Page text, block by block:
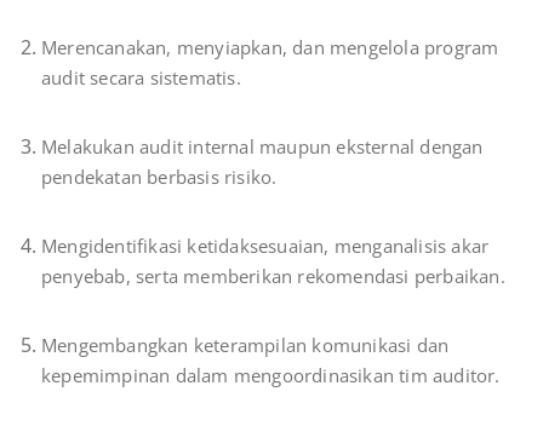
Merencanakan, menyiapkan, dan mengelola program
audit secara sistematis.
Melakukan audit internal maupun eksternal dengan
pendekatan berbasis risiko.
Mengidentifikasi ketidaksesuaian, menganalisis akar
penyebab, serta memberikan rekomendasi perbaikan.
Mengembangkan keterampilan komunikasi dan
kepemimpinan dalam mengoordinasikan tim auditor.